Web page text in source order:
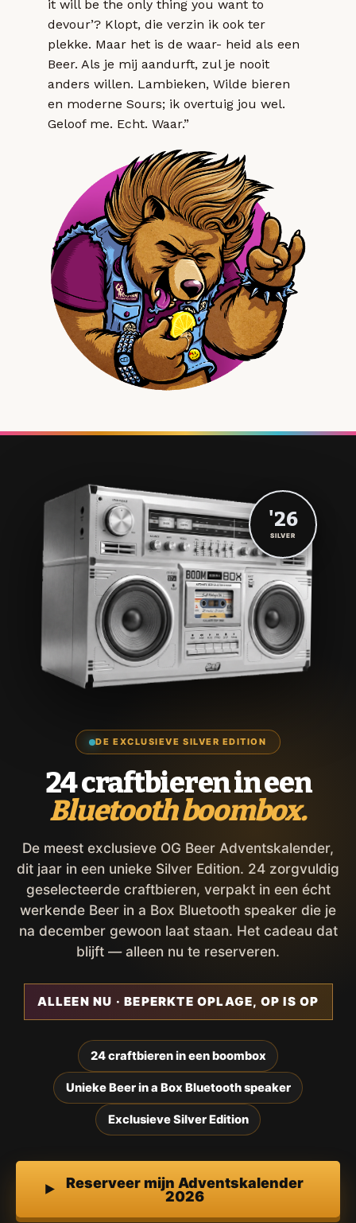
it will be the only thing you want to
devour’? Klopt, die verzin ik ook ter
plekke. Maar het is de waar- heid als een
Beer. Als je mij aandurft, zul je nooit
anders willen. Lambieken, Wilde bieren
en moderne Sours; ik overtuig jou wel.
Geloof me. Echt. Waar.”
DE EXCLUSIEVE SILVER EDITION
24 craftbieren in een
Bluetooth boombox.
De meest exclusieve OG Beer Adventskalender,
dit jaar in een unieke Silver Edition. 24 zorgvuldig
geselecteerde craftbieren, verpakt in een écht
werkende Beer in a Box Bluetooth speaker die je
na december gewoon laat staan. Het cadeau dat
blijft — alleen nu te reserveren.
ALLEEN NU · BEPERKTE OPLAGE, OP IS OP
24 craftbieren in een boombox
Unieke Beer in a Box Bluetooth speaker
Exclusieve Silver Edition
Reserveer mijn Adventskalender
2026
'26
SILVER